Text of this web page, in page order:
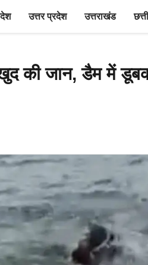
उत्तर प्रदेश उत्तराखंड
खुद की जान, डैम में